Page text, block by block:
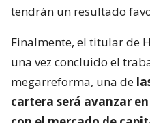
tendrán un resultado
Finalmente, el titular de
una vez concluido el
megarreforma, una de
cartera será avanzar